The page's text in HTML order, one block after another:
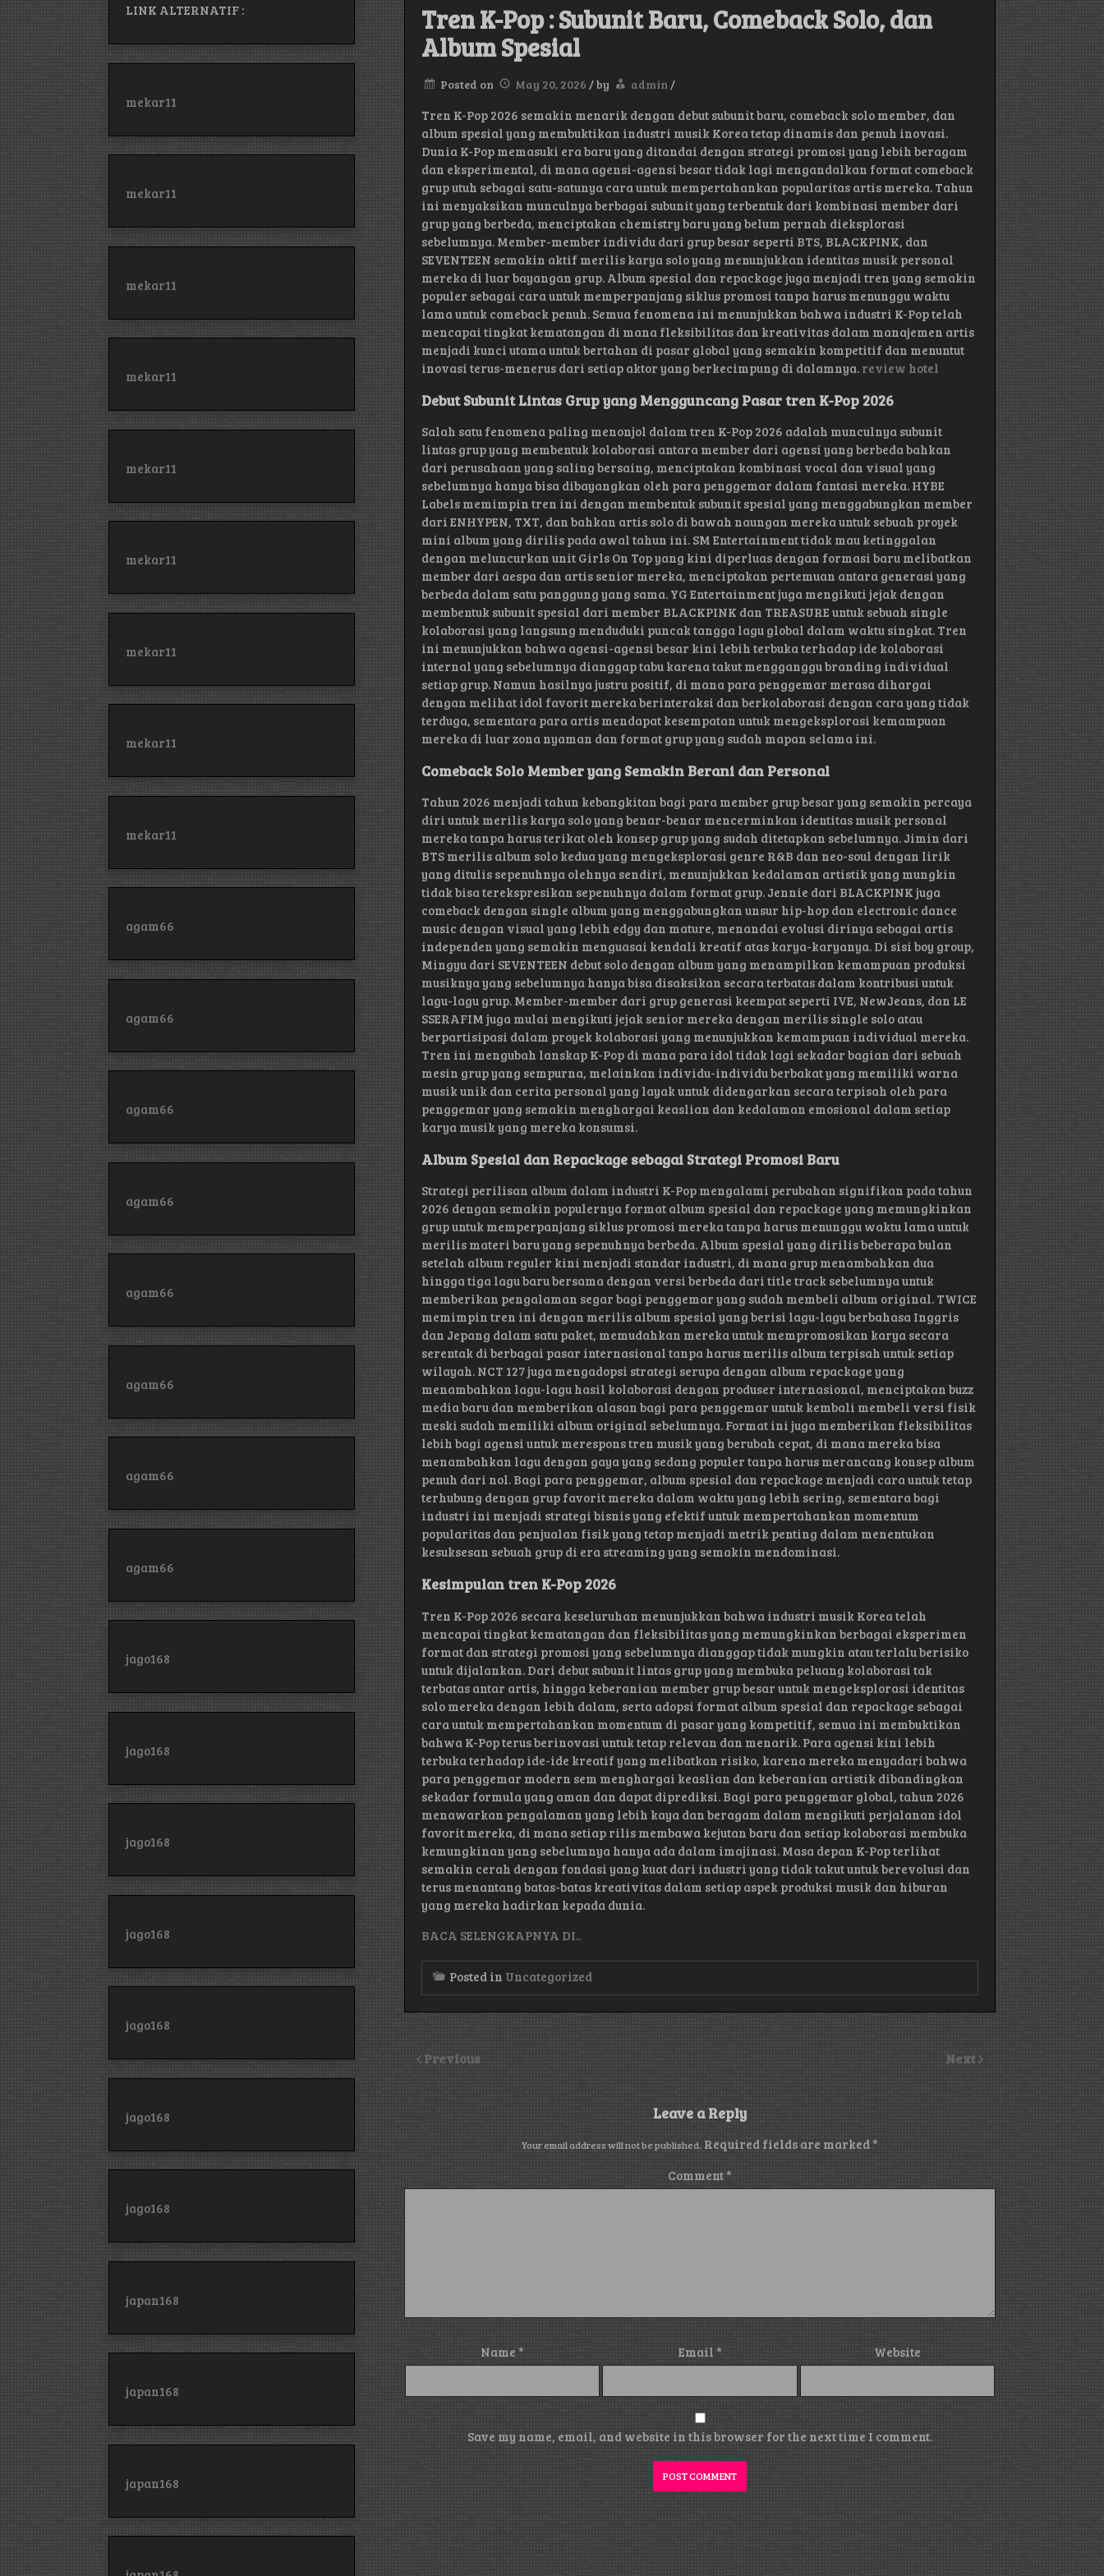
Tren K-Pop : Subunit Baru, Comeback Solo, dan
Album Spesial
Posted on May 20, 2026 /by admin /
Tren K-Pop 2026 semakin menarik dengan debut subunit baru, comeback solo member, dan
album spesial yang membuktikan industri musik Korea tetap dinamis dan penuh inovasi.
Dunia K-Pop memasuki era baru yang ditandai dengan strategi promosi yang lebih beragam
dan eksperimental, di mana agensi-agensi besar tidak lagi mengandalkan format comeback
grup utuh sebagai satu-satunya cara untuk mempertahankan popularitas artis mereka. Tahun
ini menyaksikan munculnya berbagai subunit yang terbentuk dari kombinasi member dari
grup yang berbeda, menciptakan chemistry baru yang belum pernah dieksplorasi
sebelumnya. Member-member individu dari grup besar seperti BTS, BLACKPINK, dan
SEVENTEEN semakin aktif merilis karya solo yang menunjukkan identitas musik personal
mereka di luar bayangan grup. Album spesial dan repackage juga menjadi tren yang semakin
populer sebagai cara untuk memperpanjang siklus promosi tanpa harus menunggu waktu
lama untuk comeback penuh. Semua fenomena ini menunjukkan bahwa industri K-Pop telah
mencapai tingkat kematangan di mana fleksibilitas dan kreativitas dalam manajemen artis
menjadi kunci utama untuk bertahan di pasar global yang semakin kompetitif dan menuntut
inovasi terus-menerus dari setiap aktor yang berkecimpung di dalamnya. review hotel
Debut Subunit Lintas Grup yang Mengguncang Pasar tren K-Pop 2026
Salah satu fenomena paling menonjol dalam tren K-Pop 2026 adalah munculnya subunit
lintas grup yang membentuk kolaborasi antara member dari agensi yang berbeda bahkan
dari perusahaan yang saling bersaing, menciptakan kombinasi vocal dan visual yang
sebelumnya hanya bisa dibayangkan oleh para penggemar dalam fantasi mereka. HYBE
Labels memimpin tren ini dengan membentuk subunit spesial yang menggabungkan member
dari ENHYPEN, TXT, dan bahkan artis solo di bawah naungan mereka untuk sebuah proyek
mini album yang dirilis pada awal tahun ini. SM Entertainment tidak mau ketinggalan
dengan meluncurkan unit Girls On Top yang kini diperluas dengan formasi baru melibatkan
member dari aespa dan artis senior mereka, menciptakan pertemuan antara generasi yang
berbeda dalam satu panggung yang sama. YG Entertainment juga mengikuti jejak dengan
membentuk subunit spesial dari member BLACKPINK dan TREASURE untuk sebuah single
kolaborasi yang langsung menduduki puncak tangga lagu global dalam waktu singkat. Tren
ini menunjukkan bahwa agensi-agensi besar kini lebih terbuka terhadap ide kolaborasi
internal yang sebelumnya dianggap tabu karena takut mengganggu branding individual
setiap grup. Namun hasilnya justru positif, di mana para penggemar merasa dihargai
dengan melihat idol favorit mereka berinteraksi dan berkolaborasi dengan cara yang tidak
terduga, sementara para artis mendapat kesempatan untuk mengeksplorasi kemampuan
mereka di luar zona nyaman dan format grup yang sudah mapan selama ini.
Comeback Solo Member yang Semakin Berani dan Personal
Tahun 2026 menjadi tahun kebangkitan bagi para member grup besar yang semakin percaya
diri untuk merilis karya solo yang benar-benar mencerminkan identitas musik personal
mereka tanpa harus terikat oleh konsep grup yang sudah ditetapkan sebelumnya. Jimin dari
BTS merilis album solo kedua yang mengeksplorasi genre R&B dan neo-soul dengan lirik
yang ditulis sepenuhnya olehnya sendiri, menunjukkan kedalaman artistik yang mungkin
tidak bisa terekspresikan sepenuhnya dalam format grup. Jennie dari BLACKPINK juga
comeback dengan single album yang menggabungkan unsur hip-hop dan electronic dance
music dengan visual yang lebih edgy dan mature, menandai evolusi dirinya sebagai artis
independen yang semakin menguasai kendali kreatif atas karya-karyanya. Di sisi boy group,
Mingyu dari SEVENTEEN debut solo dengan album yang menampilkan kemampuan produksi
musiknya yang sebelumnya hanya bisa disaksikan secara terbatas dalam kontribusi untuk
lagu-lagu grup. Member-member dari grup generasi keempat seperti IVE, NewJeans, dan LE
SSERAFIM juga mulai mengikuti jejak senior mereka dengan merilis single solo atau
berpartisipasi dalam proyek kolaborasi yang menunjukkan kemampuan individual mereka.
Tren ini mengubah lanskap K-Pop di mana para idol tidak lagi sekadar bagian dari sebuah
mesin grup yang sempurna, melainkan individu-individu berbakat yang memiliki warna
musik unik dan cerita personal yang layak untuk didengarkan secara terpisah oleh para
penggemar yang semakin menghargai keaslian dan kedalaman emosional dalam setiap
karya musik yang mereka konsumsi.
Album Spesial dan Repackage sebagai Strategi Promosi Baru
Strategi perilisan album dalam industri K-Pop mengalami perubahan signifikan pada tahun
2026 dengan semakin populernya format album spesial dan repackage yang memungkinkan
grup untuk memperpanjang siklus promosi mereka tanpa harus menunggu waktu lama untuk
merilis materi baru yang sepenuhnya berbeda. Album spesial yang dirilis beberapa bulan
setelah album reguler kini menjadi standar industri, di mana grup menambahkan dua
hingga tiga lagu baru bersama dengan versi berbeda dari title track sebelumnya untuk
memberikan pengalaman segar bagi penggemar yang sudah membeli album original. TWICE
memimpin tren ini dengan merilis album spesial yang berisi lagu-lagu berbahasa Inggris
dan Jepang dalam satu paket, memudahkan mereka untuk mempromosikan karya secara
serentak di berbagai pasar internasional tanpa harus merilis album terpisah untuk setiap
wilayah. NCT 127 juga mengadopsi strategi serupa dengan album repackage yang
menambahkan lagu-lagu hasil kolaborasi dengan produser internasional, menciptakan buzz
media baru dan memberikan alasan bagi para penggemar untuk kembali membeli versi fisik
meski sudah memiliki album original sebelumnya. Format ini juga memberikan fleksibilitas
lebih bagi agensi untuk merespons tren musik yang berubah cepat, di mana mereka bisa
menambahkan lagu dengan gaya yang sedang populer tanpa harus merancang konsep album
penuh dari nol. Bagi para penggemar, album spesial dan repackage menjadi cara untuk tetap
terhubung dengan grup favorit mereka dalam waktu yang lebih sering, sementara bagi
industri ini menjadi strategi bisnis yang efektif untuk mempertahankan momentum
popularitas dan penjualan fisik yang tetap menjadi metrik penting dalam menentukan
kesuksesan sebuah grup di era streaming yang semakin mendominasi.
Kesimpulan tren K-Pop 2026
Tren K-Pop 2026 secara keseluruhan menunjukkan bahwa industri musik Korea telah
mencapai tingkat kematangan dan fleksibilitas yang memungkinkan berbagai eksperimen
format dan strategi promosi yang sebelumnya dianggap tidak mungkin atau terlalu berisiko
untuk dijalankan. Dari debut subunit lintas grup yang membuka peluang kolaborasi tak
terbatas antar artis, hingga keberanian member grup besar untuk mengeksplorasi identitas
solo mereka dengan lebih dalam, serta adopsi format album spesial dan repackage sebagai
cara untuk mempertahankan momentum di pasar yang kompetitif, semua ini membuktikan
bahwa K-Pop terus berinovasi untuk tetap relevan dan menarik. Para agensi kini lebih
terbuka terhadap ide-ide kreatif yang melibatkan risiko, karena mereka menyadari bahwa
para penggemar modern sem menghargai keaslian dan keberanian artistik dibandingkan
sekadar formula yang aman dan dapat diprediksi. Bagi para penggemar global, tahun 2026
menawarkan pengalaman yang lebih kaya dan beragam dalam mengikuti perjalanan idol
favorit mereka, di mana setiap rilis membawa kejutan baru dan setiap kolaborasi membuka
kemungkinan yang sebelumnya hanya ada dalam imajinasi. Masa depan K-Pop terlihat
semakin cerah dengan fondasi yang kuat dari industri yang tidak takut untuk berevolusi dan
terus menantang batas-batas kreativitas dalam setiap aspek produksi musik dan hiburan
yang mereka hadirkan kepada dunia.
BACA SELENGKAPNYA DI..
Posted in Uncategorized
Previous Next
Leave a Reply
Your email address will not be published. Required fields are marked*
Comment *
Name * Email * Website
Save my name, email, and website in this browser for the next time I comment.
LINK ALTERNATIF :
mekar11
mekar11
mekar11
mekar11
mekar11
mekar11
mekar11
mekar11
mekar11
agam66
agam66
agam66
agam66
agam66
agam66
agam66
agam66
jago168
jago168
jago168
jago168
jago168
jago168
jago168
japan168
japan168
japan168